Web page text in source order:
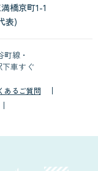
橋京町1-1
表)
線・
下車すぐ
あるご質問